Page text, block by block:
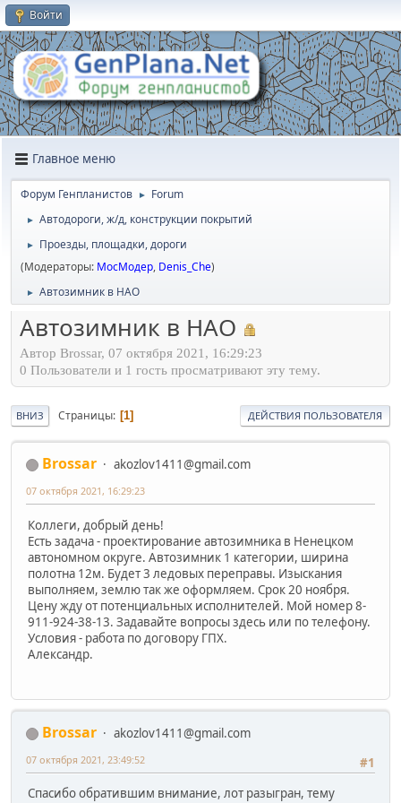
Войти
Главное меню
Форум Генпланистов ► Forum
► Автодороги, ж/д, конструкции покрытий
►
Проезды, площадки, дороги
(Модераторы: МосМодер, Denis_Che)
► Автозимник в НАО
Автозимник в НАО
Автор Brossar, 07 октября 2021, 16:29:23
0 Пользователи и 1 гость просматривают эту тему.
ВНИЗ Страницы 1 ДЕЙСТВИЯ ПОЛЬЗОВАТЕЛЯ
Brossar akozlov1411@gmail.com
07 октября 2021, 16:29:23
Коллеги, добрый день!
Есть задача - проектирование автозимника в Ненецком
автономном округе. Автозимник 1 категории, ширина
полотна 12м. Будет 3 ледовых переправы. Изыскания
выполняем, землю так же оформляем. Срок 20 ноября.
Цену жду от потенциальных исполнителей. Мой номер 8-
911-924-38-13. Задавайте вопросы здесь или по телефону.
Условия - работа по договору ГПХ.
Александр.
Brossar
akozlov1411@gmail.com
#1
07 октября 2021, 23:49:52
Спасибо обратившим внимание, лот разыгран, тему